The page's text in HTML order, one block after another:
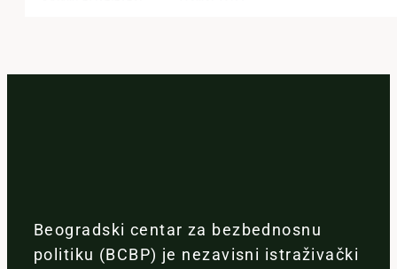
Beogradski centar za bezbednosnu
politiku (BCBP) je nezavisni istraživački